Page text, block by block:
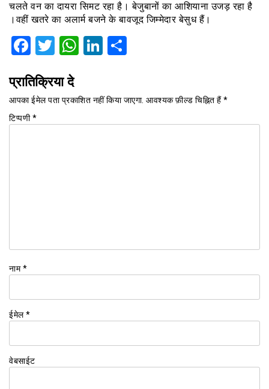
चलते वन का दायरा सिमट रहा है। बेजुबानों का आशियाना उजड़ रहा है
।वहीं खतरे का अलार्म बजने के बावजूद जिम्मेदार बेसुध हैं।
Facebook
Twitter
WhatsApp
LinkedIn
प्रातिक्रिया दे
आपका ईमेल पता प्रकाशित नहीं किया जाएगा. आवश्यक फ़ील्ड चिह्नित हैं*
टिप्पणी*
नाम*
ईमेल*
वेबसाईट